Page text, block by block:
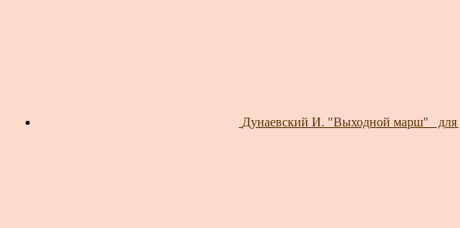
Дунаевский И. "Выходной марш"_ для